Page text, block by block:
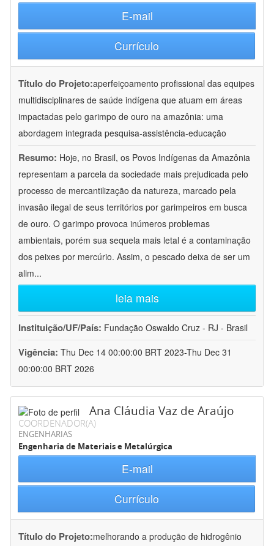
E-mail
Currículo
Título do Projeto:aperfeiçoamento profissional das equipes
multidisciplinares de saúde indígena que atuam em áreas
impactadas pelo garimpo de ouro na amazônia: uma
abordagem integrada pesquisa-assistência-educação
Resumo: Hoje, no Brasil, os Povos Indígenas da Amazônia
representam a parcela da sociedade mais prejudicada pelo
processo de mercantilização da natureza, marcado pela
invasão ilegal de seus territórios por garimpeiros em busca
de ouro. O garimpo provoca inúmeros problemas
ambientais, porém sua sequela mais letal é a contaminação
dos peixes por mercúrio. Assim, o pescado deixa de ser um
alim...
leia mais
Instituição/UF/País: Fundação Oswaldo Cruz - RJ - Brasil
Vigência: Thu Dec 14 00:00:00 BRT 2023-Thu Dec 31
00:00:00 BRT 2026
Ana Cláudia Vaz de Araújo
COORDENADOR(A)
ENGENHARIAS
Engenharia de Materiais e Metalúrgica
E-mail
Currículo
Título do Projeto:melhorando a produção de hidrogênio